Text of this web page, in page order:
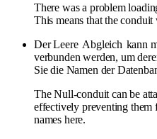
There was a problem
This means that the
Der Leere Abgleich kann
verbunden werden, um
Sie die Namen der
The Null-conduit can be
effectively preventing them
names here.